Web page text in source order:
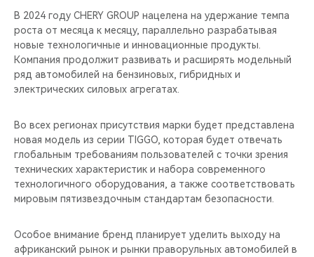
В 2024 году CHERY GROUP нацелена на удержание темпа
роста от месяца к месяцу, параллельно разрабатывая
новые технологичные и инновационные продукты.
Компания продолжит развивать и расширять модельный
ряд автомобилей на бензиновых, гибридных и
электрических силовых агрегатах.
Во всех регионах присутствия марки будет представлена
новая модель из серии TIGGO, которая будет отвечать
глобальным требованиям пользователей с точки зрения
технических характеристик и набора современного
технологичного оборудования, а также соответствовать
мировым пятизвездочным стандартам безопасности.
Особое внимание бренд планирует уделить выходу на
африканский рынок и рынки праворульных автомобилей в